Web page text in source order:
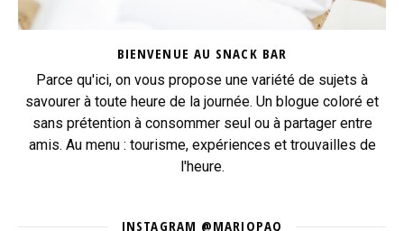
BIENVENUE AU SNACK BAR
Parce qu'ici, on vous propose une variété de sujets à
savourer à toute heure de la journée. Un blogue coloré et
sans prétention à consommer seul ou à partager entre
amis. Au menu : tourisme, expériences et trouvailles de
l'heure.
INSTAGRAM @MARJOPAQ